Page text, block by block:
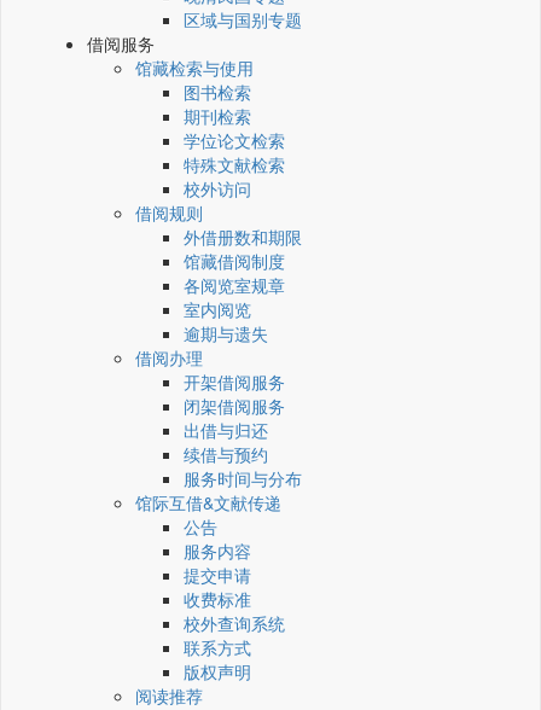
区域与国别专题
借阅服务
馆藏检索与使用
图书检索
期刊检索
学位论文检索
特殊文献检索
校外访问
借阅规则
外借册数和期限
馆藏借阅制度
各阅览室规章
室内阅览
逾期与遗失
借阅办理
开架借阅服务
闭架借阅服务
出借与归还
续借与预约
服务时间与分布
馆际互借&文献传递
公告
服务内容
提交申请
收费标准
校外查询系统
联系方式
版权声明
阅读推荐